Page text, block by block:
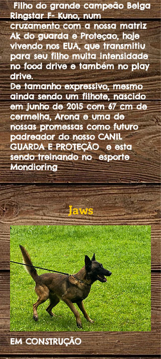
Filho do grande campeão Belga
Ringstar F- Kuno, num
cruzamento com a nossa matriz
Ak do guarda e Proteçao, hoje
vivendo nos EUA, que transmitiu
para seu filho muita intensidade
no food drive e também no play
drive.
De tamanho expressivo, mesmo
ainda sendo um filhote, nascido
em junho de 2015 com 67 cm de
cermelha, Arona e uma de
nossas promessas como futuro
padreador do nosso CANIL
GUARDA E PROTEÇÃO e esta
sendo treinando no esporte
Mondioring
Jaws
EM CONSTRUÇÃO